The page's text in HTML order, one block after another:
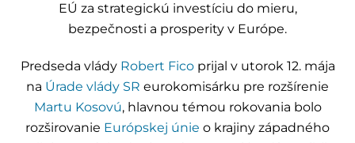
EÚ za strategickú investíciu do mieru,
bezpečnosti a prosperity v Európe.
Predseda vlády Robert Ficoprijal v utorok 12. mája
na Úrade vlády SR eurokomisárku pre rozšírenie
Martu Kosovú, hlavnou témou rokovania bolo
rozširovanie Európskej únie o krajiny západného